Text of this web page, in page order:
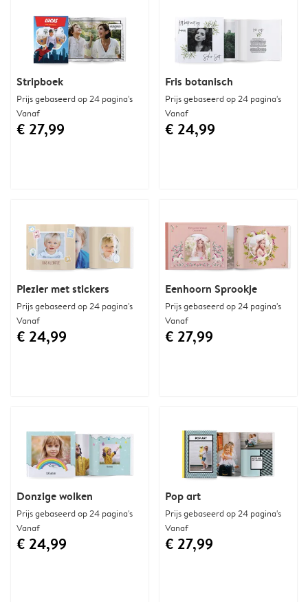
Fris botanisch
Prijs gebaseerd op 24 pagina's
Vanaf
€ 24,99
Stripboek
Prijs gebaseerd op 24 pagina's
Vanaf
€ 27,99
Pop art
Prijs gebaseerd op 24 pagina's
Vanaf
€ 27,99
Plezier met stickers
Prijs gebaseerd op 24 pagina's
Vanaf
€ 24,99
Donzige wolken
Prijs gebaseerd op 24 pagina's
Vanaf
€ 24,99
Eenhoorn Sprookje
Prijs gebaseerd op 24 pagina's
Vanaf
€ 27,99